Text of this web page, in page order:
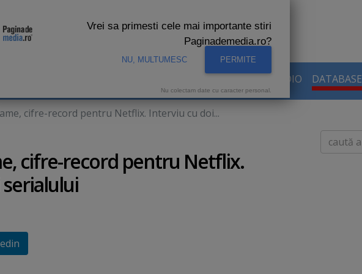
AUDIENTE RADIO DATABASE
cifre-record pentru Netflix. Interviu cu doi...
cifre-record pentru Netflix.
Caută
Vrei sa primesti cele mai importante stiri
Paginademedia.ro?
NU, MULTUMESC PERMITE
Nu colectam date cu caracter personal.